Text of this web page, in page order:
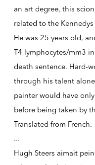
an art degree, this
related to the
He was 25 years old,
T4 lymphocytes/mm3
death sentence. Hard-
through his talent
painter would have
before being taken by
Translated from French.
...
Hugh Steers aimait